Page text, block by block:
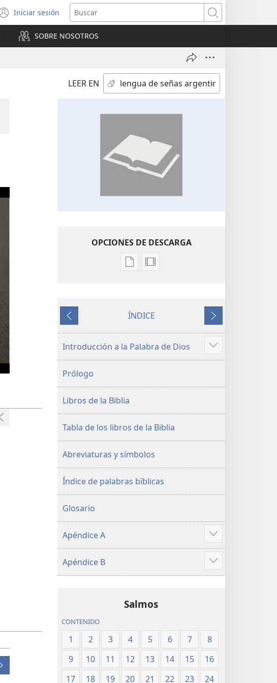
Iniciar sesión
(abre
una
nueva
ventana)
Buscar
SOBRE NOSOTROS
LEER EN
OPCIONES DE DESCARGA
Opciones
publicaciones
La
Biblia.
Nuevo
(revisión
del
2019)
Opciones
grabaciones
video
La
del
Mundo
(revisión
del
2019)
ANTERIOR
ÍNDICE
SIGUIENTE
Introducción a la Palabra de Dios
Mostrar
más
Prólogo
Libros de la Biblia
Tabla de los libros de la Biblia
Abreviaturas y símbolos
Índice de palabras bíblicas
Glosario
Apéndice A
Mostrar
más
Apéndice B
Mostrar
más
Salmos
CONTENIDO
1 2 3 4 5 6 7
8
9
10 11 12 13 14 15
16
17
18 19 20 21 22 23
24